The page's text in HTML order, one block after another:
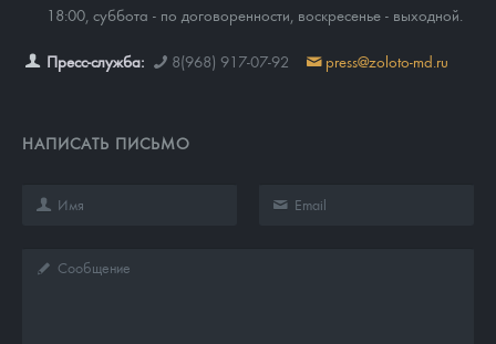
18:00, суббота - по договоренности, воскресенье - выходной.
Пресс-служба: 8(968) 917-07-92 press@zoloto-md.ru
НАПИСАТЬ ПИСЬМО